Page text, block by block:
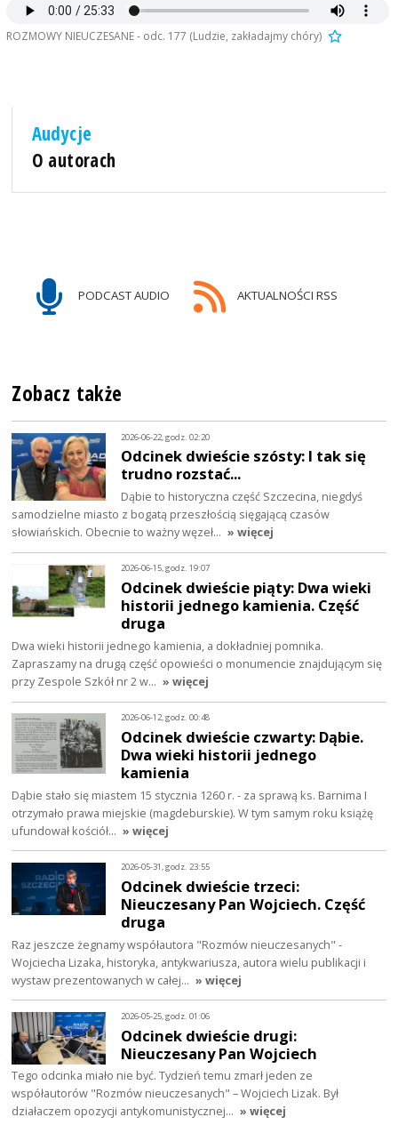
ROZMOWY NIEUCZESANE - odc. 177 (Ludzie, zakładajmy chóry)
Audycje
O autorach
PODCAST AUDIO AKTUALNOŚCI RSS
Zobacz także
2026-06-22, godz. 02:20
Odcinek dwieście szósty: I tak się
trudno rozstać...
Dąbie to historyczna część Szczecina, niegdyś
samodzielne miasto z bogatą przeszłością sięgającą czasów
słowiańskich. Obecnie to ważny węzeł… » więcej
2026-06-15, godz. 19:07
Odcinek dwieście piąty: Dwa wieki
historii jednego kamienia. Część
druga
Dwa wieki historii jednego kamienia, a dokładniej pomnika.
Zapraszamy na drugą część opowieści o monumencie znajdującym się
przy Zespole Szkół nr 2 w… » więcej
2026-06-12, godz. 00:48
Odcinek dwieście czwarty: Dąbie.
Dwa wieki historii jednego
kamienia
Dąbie stało się miastem 15 stycznia 1260 r. - za sprawą ks. Barnima I
otrzymało prawa miejskie (magdeburskie). W tym samym roku książę
ufundował kościół… » więcej
2026-05-31, godz. 23:55
Odcinek dwieście trzeci:
Nieuczesany Pan Wojciech. Część
druga
Raz jeszcze żegnamy współautora "Rozmów nieuczesanych" -
Wojciecha Lizaka, historyka, antykwariusza, autora wielu publikacji i
wystaw prezentowanych w całej… » więcej
2026-05-25, godz. 01:06
Odcinek dwieście drugi:
Nieuczesany Pan Wojciech
Tego odcinka miało nie być. Tydzień temu zmarł jeden ze
współautorów "Rozmów nieuczesanych" – Wojciech Lizak. Był
działaczem opozycji antykomunistycznej… » więcej